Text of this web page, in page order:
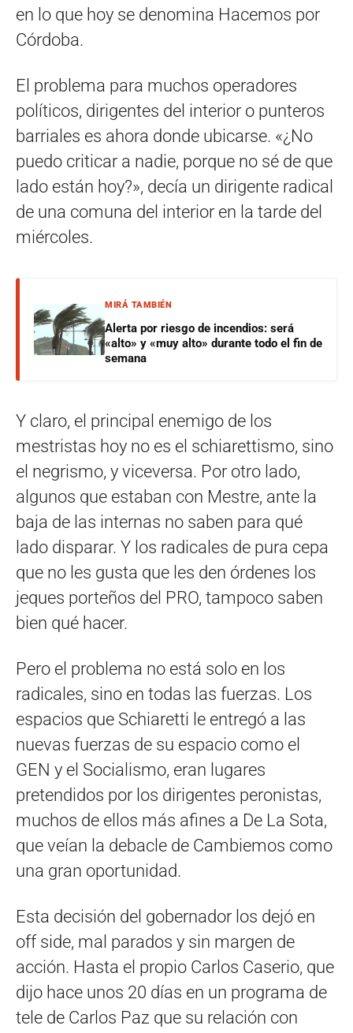
en lo que hoy se denomina Hacemos por
Córdoba.
El problema para muchos operadores
políticos, dirigentes del interior o punteros
barriales es ahora donde ubicarse. «¿No
puedo criticar a nadie, porque no sé de que
lado están hoy?», decía un dirigente radical
de una comuna del interior en la tarde del
miércoles.
MIRÁ TAMBIÉN
Alerta por riesgo de incendios: será
«alto» y «muy alto» durante todo el fin de
semana
Y claro, el principal enemigo de los
mestristas hoy no es el schiarettismo, sino
el negrismo, y viceversa. Por otro lado,
algunos que estaban con Mestre, ante la
baja de las internas no saben para qué
lado disparar. Y los radicales de pura cepa
que no les gusta que les den órdenes los
jeques porteños del PRO, tampoco saben
bien qué hacer.
Pero el problema no está solo en los
radicales, sino en todas las fuerzas. Los
espacios que Schiaretti le entregó a las
nuevas fuerzas de su espacio como el
GEN y el Socialismo, eran lugares
pretendidos por los dirigentes peronistas,
muchos de ellos más afines a De La Sota,
que veían la debacle de Cambiemos como
una gran oportunidad.
Esta decisión del gobernador los dejó en
off side, mal parados y sin margen de
acción. Hasta el propio Carlos Caserio, que
dijo hace unos 20 días en un programa de
tele de Carlos Paz que su relación con